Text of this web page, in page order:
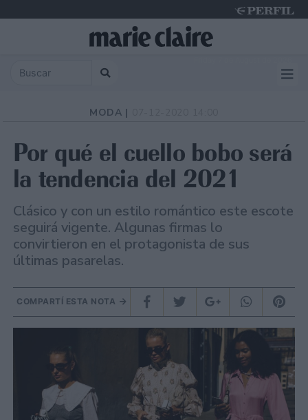
MODA |
Por qué el cuello bobo será
la tendencia del 2021
Clásico y con un estilo romántico este escote
seguirá vigente. Algunas firmas lo
convirtieron en el protagonista de sus
últimas pasarelas.
COMPARTÍ ESTA NOTA